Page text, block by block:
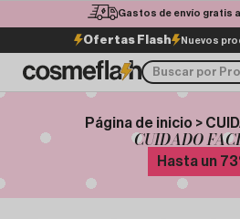
Gastos de envío gratis
Ofertas Flash Nuevos
Página de inicio >
CUIDADO
Hasta un 73